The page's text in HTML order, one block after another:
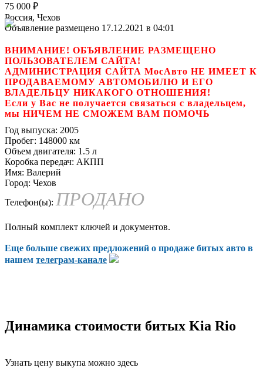
75 000 ₽
Россия, Чехов
Объявление размещено 17.12.2021 в 04:01
ВНИМАНИЕ! ОБЪЯВЛЕНИЕ РАЗМЕЩЕНО
ПОЛЬЗОВАТЕЛЕМ САЙТА!
АДМИНИСТРАЦИЯ САЙТА МосАвто НЕ ИМЕЕТ К
ПРОДАВАЕМОМУ АВТОМОБИЛЮ И ЕГО
ВЛАДЕЛЬЦУ НИКАКОГО ОТНОШЕНИЯ!
Если у Вас не получается связаться с владельцем,
мы НИЧЕМ НЕ СМОЖЕМ ВАМ ПОМОЧЬ
Год выпуска: 2005
Пробег: 148000 км
Объем двигателя: 1.5 л
Коробка передач: АКПП
Имя: Валерий
Город: Чехов
Телефон(ы): ПРОДАНО
Полный комплект ключей и документов.
Еще больше свежих предложений о продаже битых авто в
нашем телеграм-канале
Динамика стоимости битых Kia Rio
Узнать цену выкупа можно здесь